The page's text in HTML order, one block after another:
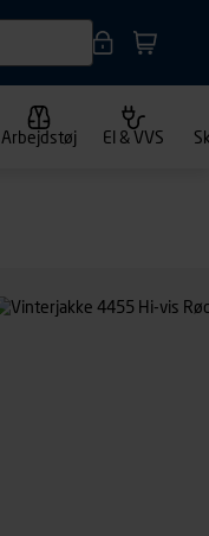
Arbejdstøj El & VVS